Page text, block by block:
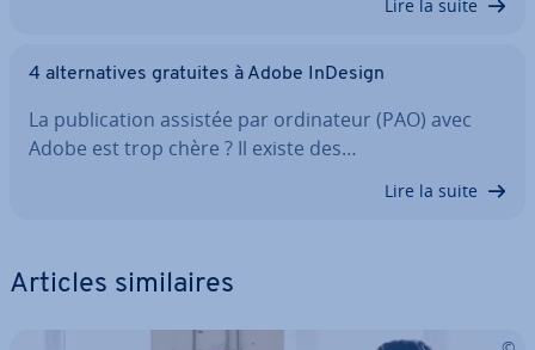
Lire la suite
4 al­ter­na­tives gratuites à Adobe InDesign
La pu­bli­ca­tion assistée par or­di­na­teur (PAO) avec
Adobe est trop chère ? Il existe des…
Lire la suite
Articles si­mi­laires